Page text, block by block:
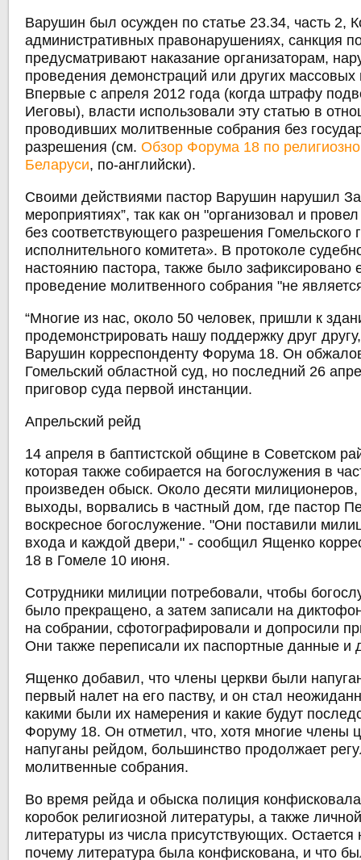
Варушин был осужден по статье 23.34, часть 2,
административных правонарушениях, санкция
предусматривают наказание организаторам,
проведения демонстраций или других массовых
Впервые с апреля 2012 года (когда штрафу
Иеговы), власти использовали эту статью в
проводивших молитвенные собрания без
разрешения (см.Обзор Форума 18 по
Беларуси, по-английски).
Своими действиями пастор Варушин нарушил
мероприятиях”, так как он "организовал и
без соответствующего разрешения Гомельского
исполнительного комитета». В протоколе
настоянию пастора, также было зафиксировано
проведение молитвенного собрания "не
“Многие из нас, около 50 человек, пришли к
продемонстрировать нашу поддержку друг
Варушин корреспонденту Форума 18. Он
Гомельский областной суд, но последний 26
приговор суда первой инстанции.
Апрельский рейд
14 апреля в баптистской общине в Советском
которая также собирается на богослужения в
произведен обыск. Около десяти милиционеров,
выходы, ворвались в частный дом, где пастор
воскресное богослужение. "Они поставили
входа и каждой двери," - сообщил Ященко
18 в Гомеле 10 июня.
Сотрудники милиции потребовали, чтобы
было прекращено, а затем записали на
на собрании, сфотографировали и допросили
Они также переписали их паспортные данные и
Ященко добавил, что члены церкви были
первый налет на его паству, и он стал
какими были их намерения и какие будут
Форуму 18. Он отметил, что, хотя многие члены
напуганы рейдом, большинство продолжает
молитвенные собрания.
Во время рейда и обыска полиция
коробок религиозной литературы, а также
литературы из числа присутствующих. Остается
почему литература была конфискована, и что